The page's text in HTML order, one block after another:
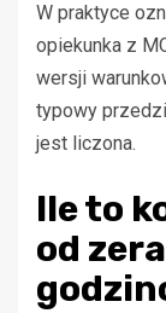
W praktyce
opiekunka z
wersji
typowy
jest liczona.
Ile to
od